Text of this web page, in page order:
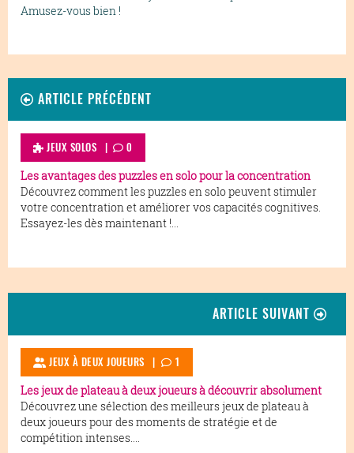
Amusez-vous bien !
ARTICLE PRÉCÉDENT
JEUX SOLOS | 0
Les avantages des puzzles en solo pour la concentration
Découvrez comment les puzzles en solo peuvent stimuler
votre concentration et améliorer vos capacités cognitives.
Essayez-les dès maintenant !...
ARTICLE SUIVANT
JEUX À DEUX JOUEURS | 1
Les jeux de plateau à deux joueurs à découvrir absolument
Découvrez une sélection des meilleurs jeux de plateau à
deux joueurs pour des moments de stratégie et de
compétition intenses....